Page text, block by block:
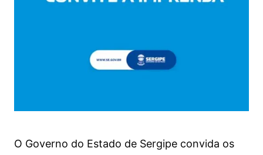
O Governo do Estado de Sergipe convida os